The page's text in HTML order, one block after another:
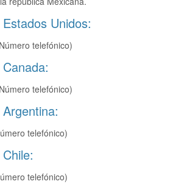
Unidos:
telefónico)
telefónico)
telefónico)
telefónico)